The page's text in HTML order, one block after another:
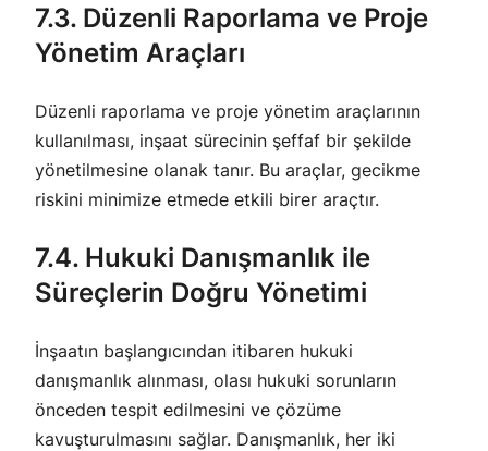
7.3. Düzenli Raporlama ve Proje
Yönetim Araçları
Düzenli raporlama ve proje yönetim araçlarının
kullanılması, inşaat sürecinin şeffaf bir şekilde
yönetilmesine olanak tanır. Bu araçlar, gecikme
riskini minimize etmede etkili birer araçtır.
7.4. Hukuki Danışmanlık ile
Süreçlerin Doğru Yönetimi
İnşaatın başlangıcından itibaren hukuki
danışmanlık alınması, olası hukuki sorunların
önceden tespit edilmesini ve çözüme
kavuşturulmasını sağlar. Danışmanlık, her iki